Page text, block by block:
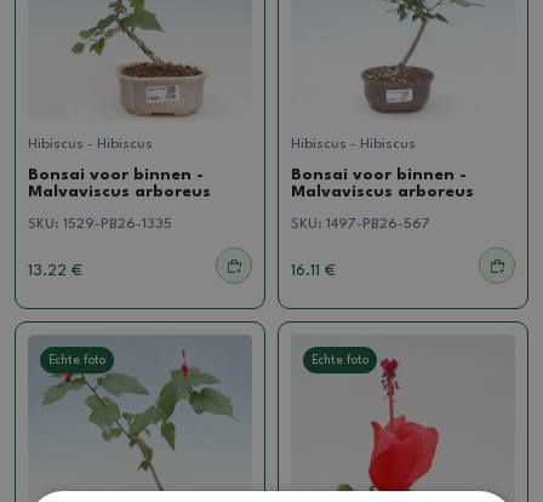
Hibiscus - Hibiscus
Bonsai voor binnen -
Malvaviscus arboreus
SKU: 1529-PB26-1335
13.22 €
Hibiscus - Hibiscus
Bonsai voor binnen -
Malvaviscus arboreus
SKU: 1497-PB26-567
16.11 €
Echte foto Echte foto